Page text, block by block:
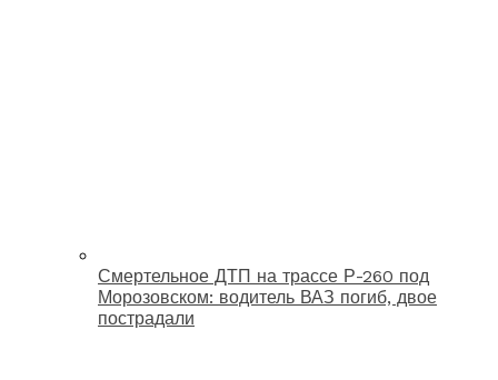
Смертельное ДТП на трассе Р-260 под
Морозовском: водитель ВАЗ погиб, двое
пострадали